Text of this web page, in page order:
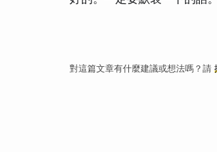
對這篇文章有什麼建議或想法嗎？請